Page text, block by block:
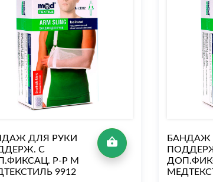
ДЛЯ РУКИ
С
Р-Р M
9912
БАНДАЖ